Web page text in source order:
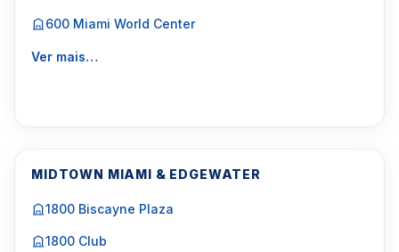
600 Miami World Center
Ver mais…
MIDTOWN MIAMI & EDGEWATER
1800 Biscayne Plaza
1800 Club